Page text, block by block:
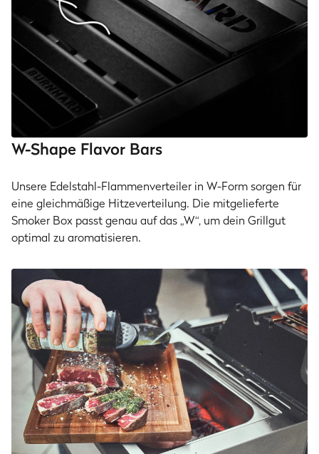
W-Shape Flavor Bars
Unsere Edelstahl-Flammenverteiler in W-Form sorgen für
eine gleichmäßige Hitzeverteilung. Die mitgelieferte
Smoker Box passt genau auf das „W“, um dein Grillgut
optimal zu aromatisieren.